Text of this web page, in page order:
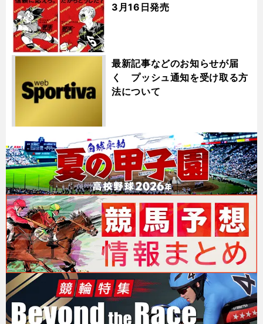
3月16日発売
最新記事などのお知らせが届
く プッシュ通知を受け取る方
法について